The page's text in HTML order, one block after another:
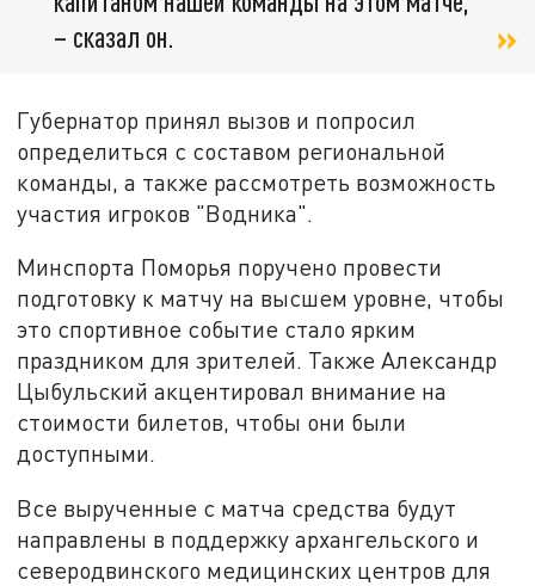
– сказал он.
Губернатор принял вызов и попросил
определиться с составом региональной
команды, а также рассмотреть возможность
участия игроков "Водника".
Минспорта Поморья поручено провести
подготовку к матчу на высшем уровне, чтобы
это спортивное событие стало ярким
праздником для зрителей. Также Александр
Цыбульский акцентировал внимание на
стоимости билетов, чтобы они были
доступными.
Все вырученные с матча средства будут
направлены в поддержку архангельского и
северодвинского медицинских центров для